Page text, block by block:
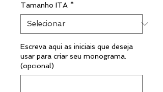
Tamanho ITA *
Escreva aqui as iniciais que deseja
usar para criar seu monograma.
(opcional)